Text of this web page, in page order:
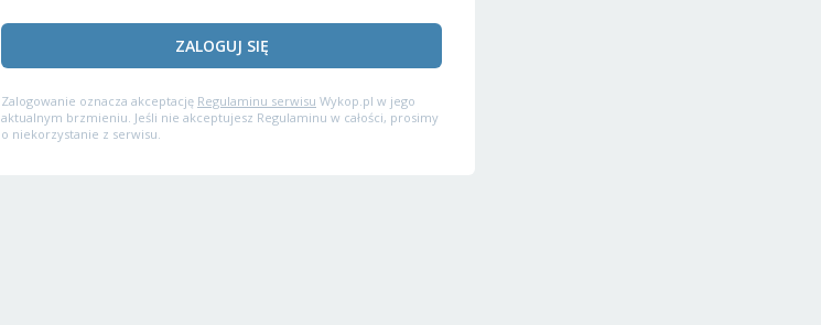
ZALOGUJ SIĘ
Zalogowanie oznacza akceptację Regulaminu serwisu Wykop.pl w jego
aktualnym brzmieniu. Jeśli nie akceptujesz Regulaminu w całości, prosimy
o niekorzystanie z serwisu.